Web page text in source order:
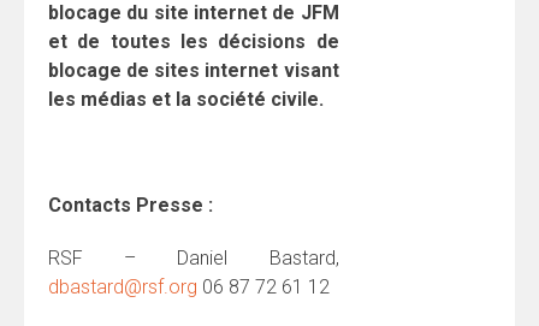
blocage du site internet de JFM
et de toutes les décisions de
blocage de sites internet visant
les médias et la société civile.
Contacts Presse :
RSF – Daniel Bastard,
dbastard@rsf.org 06 87 72 61 12